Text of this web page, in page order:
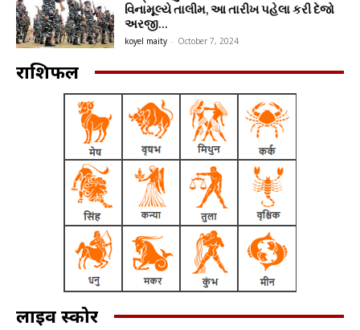
વિનામૂલ્યે તાલીમ, આ તારીખ પહેલા કરી દેજો
અરજી…
koyel maity - October 7, 2024
राशिफल
लाइव स्कोर